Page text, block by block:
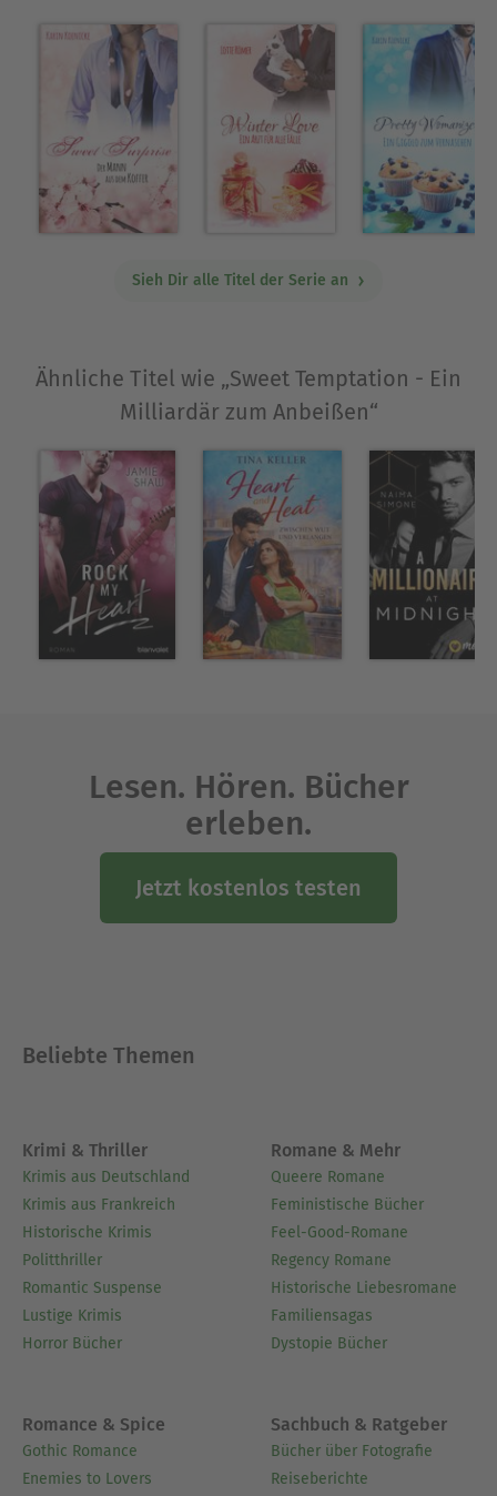
Sieh Dir alle Titel der Serie an
Ähnliche Titel wie „Sweet Temptation - Ein
Milliardär zum Anbeißen“
Lesen. Hören. Bücher
erleben.
Jetzt kostenlos testen
Beliebte Themen
Krimi & Thriller
Krimis aus Deutschland
Krimis aus Frankreich
Historische Krimis
Politthriller
Romantic Suspense
Lustige Krimis
Horror Bücher
Romane & Mehr
Queere Romane
Feministische Bücher
Feel-Good-Romane
Regency Romane
Historische Liebesromane
Familiensagas
Dystopie Bücher
Romance & Spice
Gothic Romance
Enemies to Lovers
Sachbuch & Ratgeber
Bücher über Fotografie
Reiseberichte